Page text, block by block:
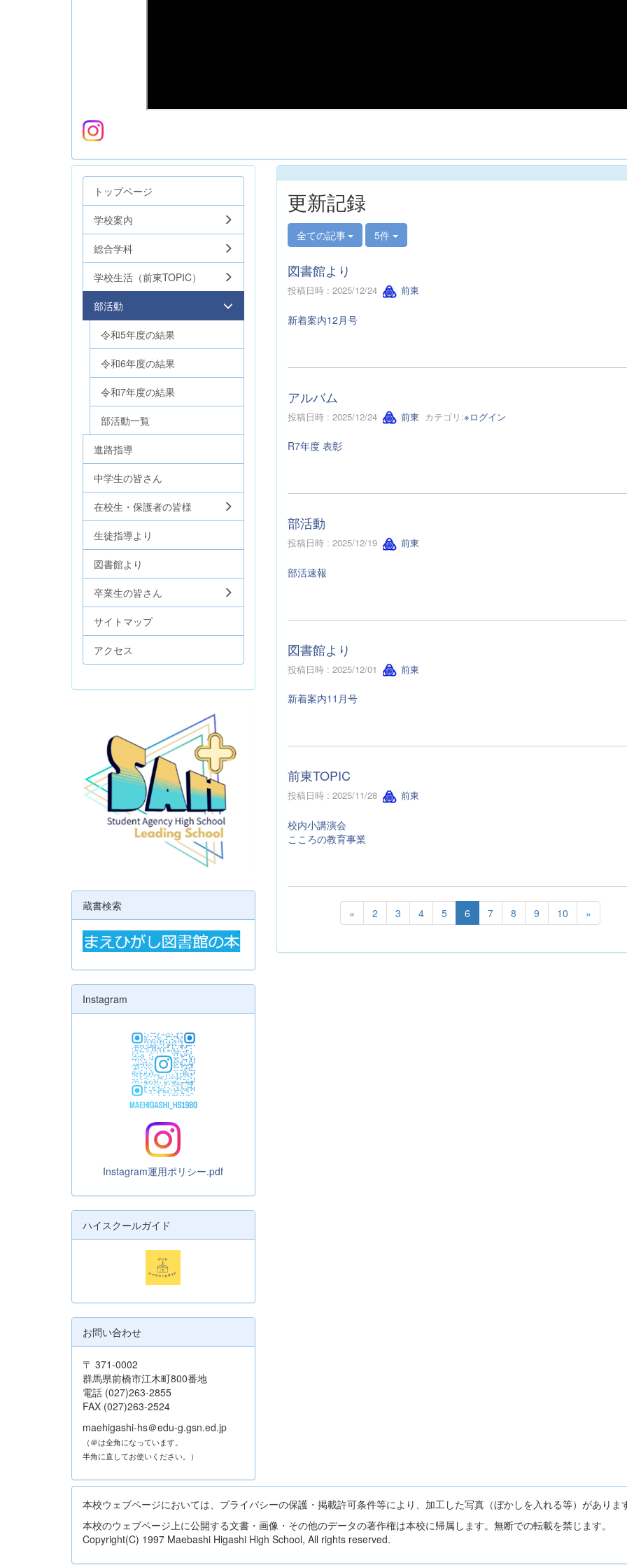
更新記録
全ての記事 5件
図書館より
投稿日時 : 2025/12/24 前東
新着案内12月号
アルバム
投稿日時 : 2025/12/24 前東 カテゴリ:※ログイン
R7年度 表彰
部活動
投稿日時 : 2025/12/19 前東
部活速報
図書館より
投稿日時 : 2025/12/01 前東
新着案内11月号
前東TOPIC
投稿日時 : 2025/11/28 前東
校内小講演会
こころの教育事業
« 2 3 4 5 6 7 8 9 10 »
トップページ
学校案内
総合学科
学校生活（前東TOPIC）
部活動
令和5年度の結果
令和6年度の結果
令和7年度の結果
部活動一覧
進路指導
中学生の皆さん
在校生・保護者の皆様
生徒指導より
図書館より
卒業生の皆さん
サイトマップ
アクセス
蔵書検索
Instagram
Instagram運用ポリシー.pdf
ハイスクールガイド
お問い合わせ
〒 371-0002
群馬県前橋市江木町800番地
電話 (027)263-2855
FAX (027)263-2524
maehigashi-hs＠edu-g.gsn.ed.jp
（＠は全角になっています。
半角に直してお使いください。）
本校ウェブページにおいては、プライバシーの保護・掲載許可条件等により、加工した写真（ぼかしを入れる等）がありま
本校のウェブページ上に公開する文書・画像・その他のデータの著作権は本校に帰属します。無断での転載を禁じます。
Copyright(C) 1997 Maebashi Higashi High School, All rights reserved.